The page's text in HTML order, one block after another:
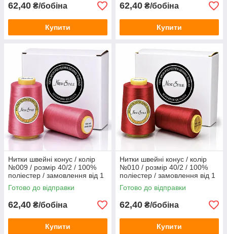
62,40 ₴/бобіна
Купити
62,40 ₴/бобіна
Купити
Нитки швейні конус / колір
№009 / розмір 40/2 / 100%
поліестер / замовлення від 1
бобіни
Готово до відправки
62,40 ₴/бобіна
Купити
Нитки швейні конус / колір
№010 / розмір 40/2 / 100%
поліестер / замовлення від 1
бобіни
Готово до відправки
62,40 ₴/бобіна
Купити